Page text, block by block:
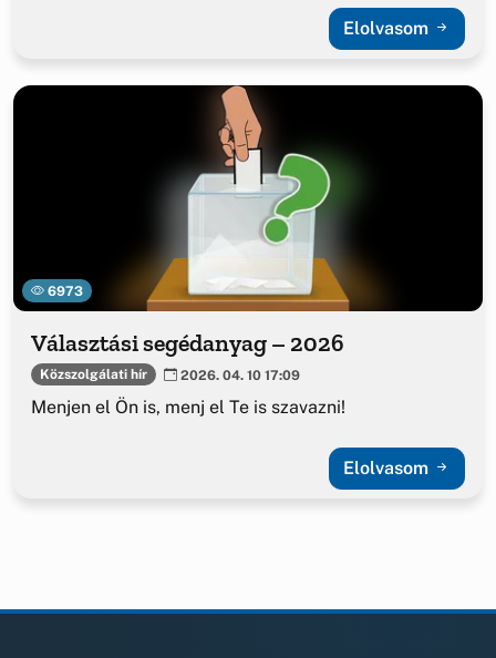
Elolvasom
6973
Választási segédanyag – 2026
Közszolgálati hír 2026. 04. 10 17:09
Menjen el Ön is, menj el Te is szavazni!
Elolvasom